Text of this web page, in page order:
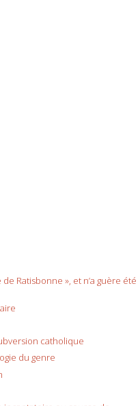
Ratisbonne », et n’a guère été
catholique
du genre